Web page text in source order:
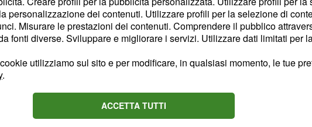
Il medico si
per parlargli dei suoi
gli dirà il dottore.
dal 30
personalizzazione dei contenuti. Utilizzare profili per la selezione di
Misurare le prestazioni dei contenuti. Comprendere il pubblico
fonti diverse. Sviluppare e migliorare i servizi. Utilizzare dati limitati per
utilizziamo sul sito e per modificare, in qualsiasi momento, le tue
.
ACCETTA TUTTI